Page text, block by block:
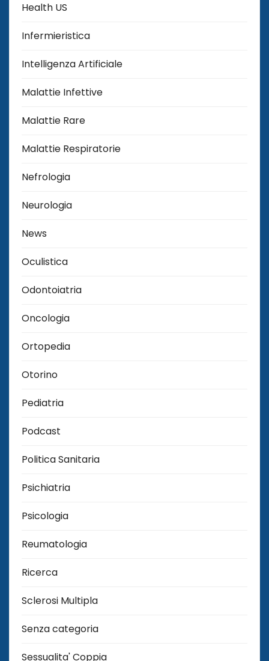
Health US
Infermieristica
Intelligenza Artificiale
Malattie Infettive
Malattie Rare
Malattie Respiratorie
Nefrologia
Neurologia
News
Oculistica
Odontoiatria
Oncologia
Ortopedia
Otorino
Pediatria
Podcast
Politica Sanitaria
Psichiatria
Psicologia
Reumatologia
Ricerca
Sclerosi Multipla
Senza categoria
Sessualita' Coppia